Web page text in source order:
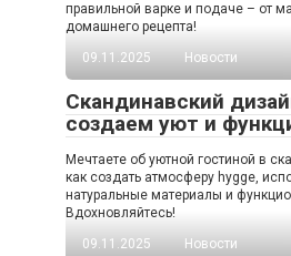
правильной варке и подаче – от
домашнего рецепта!
09.11.2025
Новости
Скандинавский
создаем уют и
Мечтаете об уютной гостиной в
как создать атмосферу hygge,
натуральные материалы и
Вдохновляйтесь!
09.11.2025
Новости